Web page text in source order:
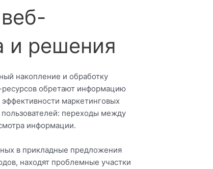
и решения
накопление и обработку
обретают информацию
маркетинговых
переходы между
информации.
в прикладные предложения
находят проблемные участки